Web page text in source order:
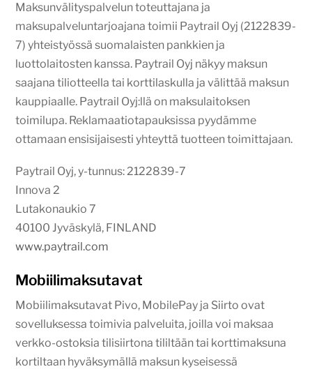
Maksunvälityspalvelun toteuttajana ja
maksupalveluntarjoajana toimii Paytrail Oyj (2122839-
7) yhteistyössä suomalaisten pankkien ja
luottolaitosten kanssa. Paytrail Oyj näkyy maksun
saajana tiliotteella tai korttilaskulla ja välittää maksun
kauppiaalle. Paytrail Oyj:llä on maksulaitoksen
toimilupa. Reklamaatiotapauksissa pyydämme
ottamaan ensisijaisesti yhteyttä tuotteen toimittajaan.
Paytrail Oyj, y-tunnus: 2122839-7
Innova 2
Lutakonaukio 7
40100 Jyväskylä, FINLAND
www.paytrail.com
Mobiilimaksutavat
Mobiilimaksutavat Pivo, MobilePay ja Siirto ovat
sovelluksessa toimivia palveluita, joilla voi maksaa
verkko-ostoksia tilisiirtona tililtään tai korttimaksuna
kortiltaan hyväksymällä maksun kyseisessä